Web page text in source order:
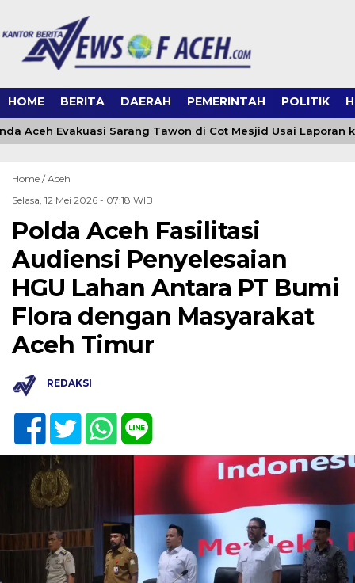
HOME BERITA DAERAH PEMERINTAH POLITIK
Aceh Evakuasi Sarang Tawon di Cot Mesjid Usai Laporan ke
Home /Aceh
Selasa, 12 Mei 2026 - 07:18 WIB
Polda Aceh Fasilitasi
Audiensi Penyelesaian
HGU Lahan Antara PT Bumi
Flora dengan Masyarakat
Aceh Timur
REDAKSI